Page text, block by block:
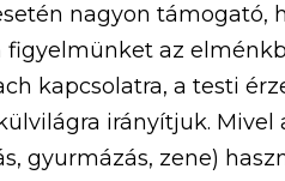
nagyon támogató,
figyelmünket az
kapcsolatra, a testi
irányítjuk. Mivel
gyurmázás, zene)